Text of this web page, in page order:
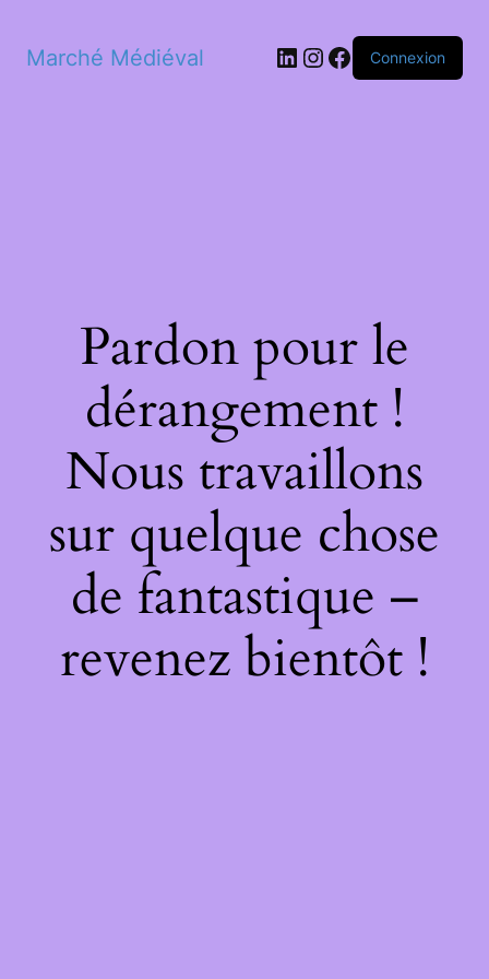
Marché Médiéval LinkedIn
Instagram
Facebook
Connexion
Pardon pour le
dérangement !
Nous travaillons
sur quelque chose
de fantastique –
revenez bientôt !